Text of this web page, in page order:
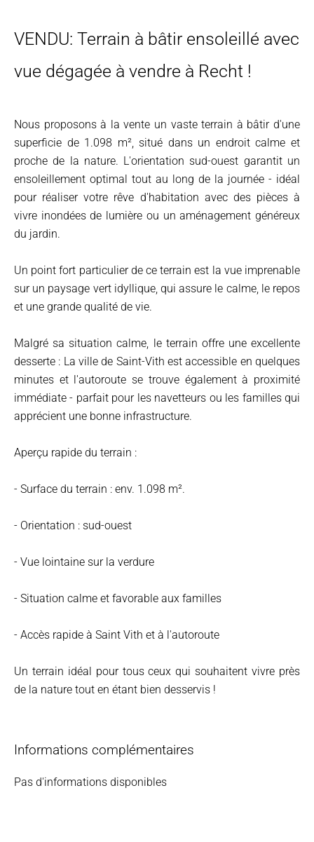
VENDU: Terrain à bâtir ensoleillé avec
vue dégagée à vendre à Recht !
Nous proposons à la vente un vaste terrain à bâtir d'une
superficie de 1.098 m², situé dans un endroit calme et
proche de la nature. L'orientation sud-ouest garantit un
ensoleillement optimal tout au long de la journée - idéal
pour réaliser votre rêve d'habitation avec des pièces à
vivre inondées de lumière ou un aménagement généreux
du jardin.
Un point fort particulier de ce terrain est la vue imprenable
sur un paysage vert idyllique, qui assure le calme, le repos
et une grande qualité de vie.
Malgré sa situation calme, le terrain offre une excellente
desserte : La ville de Saint-Vith est accessible en quelques
minutes et l'autoroute se trouve également à proximité
immédiate - parfait pour les navetteurs ou les familles qui
apprécient une bonne infrastructure.
Aperçu rapide du terrain :
- Surface du terrain : env. 1.098 m².
- Orientation : sud-ouest
- Vue lointaine sur la verdure
- Situation calme et favorable aux familles
- Accès rapide à Saint Vith et à l'autoroute
Un terrain idéal pour tous ceux qui souhaitent vivre près
de la nature tout en étant bien desservis !
Informations complémentaires
Pas d'informations disponibles